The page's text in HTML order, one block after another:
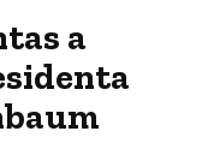
a